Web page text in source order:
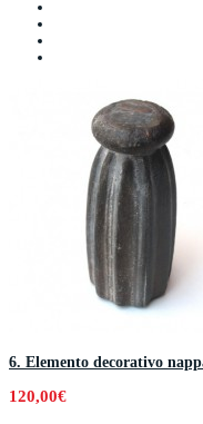
6. Elemento decorativo
120,00€